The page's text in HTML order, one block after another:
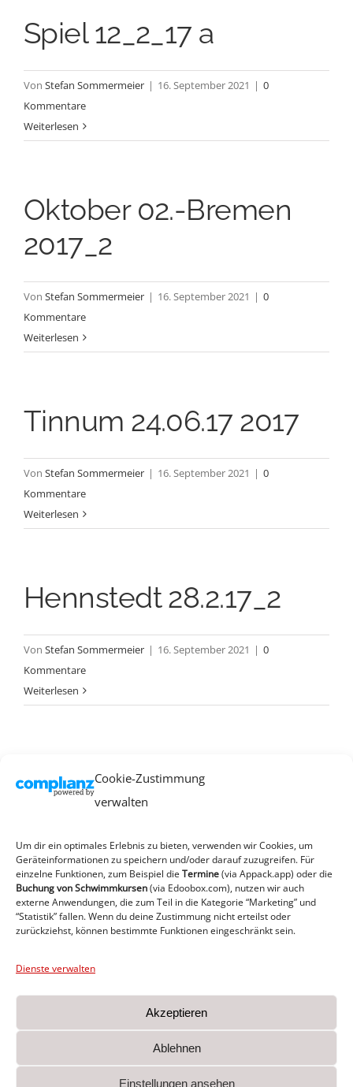
Cookie-Zustimmung
verwalten
Um dir ein optimales Erlebnis zu bieten, verwenden wir Cookies, um
Geräteinformationen zu speichern und/oder darauf zuzugreifen. Für
einzelne Funktionen, zum Beispiel die Termine(via Appack.app) oder die
Buchung von Schwimmkursen(via Edoobox.com), nutzen wir auch
externe Anwendungen, die zum Teil in die Kategorie “Marketing” und
“Statistik” fallen. Wenn du deine Zustimmung nicht erteilst oder
zurückziehst, können bestimmte Funktionen eingeschränkt sein.
Dienste verwalten
Akzeptieren
Ablehnen
Einstellungen ansehen
Spiel 12_2_17 a
Von Stefan Sommermeier | 16. September 2021 | 0
Kommentare
Weiterlesen
Oktober 02.-Bremen
2017_2
Von Stefan Sommermeier | 16. September 2021 | 0
Kommentare
Weiterlesen
Tinnum 24.06.17 2017
Von Stefan Sommermeier | 16. September 2021 | 0
Kommentare
Weiterlesen
Hennstedt 28.2.17_2
Von Stefan Sommermeier | 16. September 2021 | 0
Kommentare
Weiterlesen
1_Hygienekonzept
(komplett)
VonStefan Sommermeier | 29. Juni 2021 | 0 Kommentare
Weiterlesen
MTV von 1860 e.V. Heide I Am Sportplatz 1 I 25746